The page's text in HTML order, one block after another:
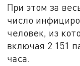
При этом за
число
человек, из
включая 2 151
часа.